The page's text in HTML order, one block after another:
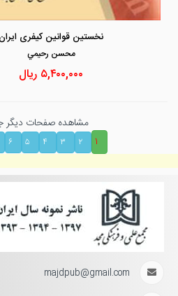
نخستین قوانین کیفری
محسن رحيمي
۵,۴۰۰,۰۰۰ ریال
مشاهده صفحات
۱
۲ ۳ ۴ ۵ ۶
majdpub@gmail.com